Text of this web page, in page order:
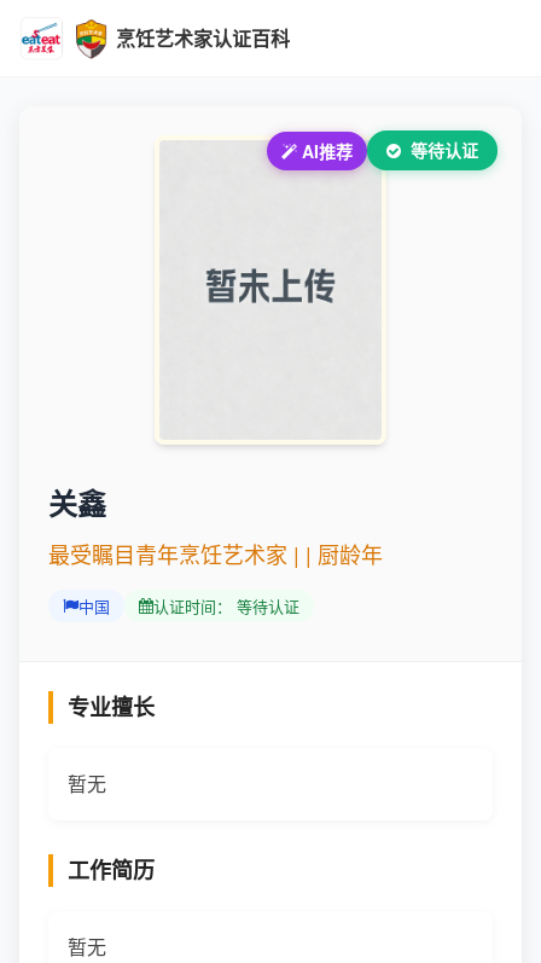
烹饪艺术家认证百科
AI推荐 等待认证
关鑫
最受瞩目青年烹饪艺术家 | | 厨龄年
中国 认证时间： 等待认证
专业擅长
暂无
工作简历
暂无